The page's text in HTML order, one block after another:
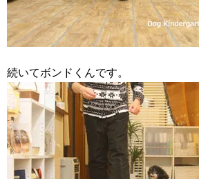
続いてボンドくんです。